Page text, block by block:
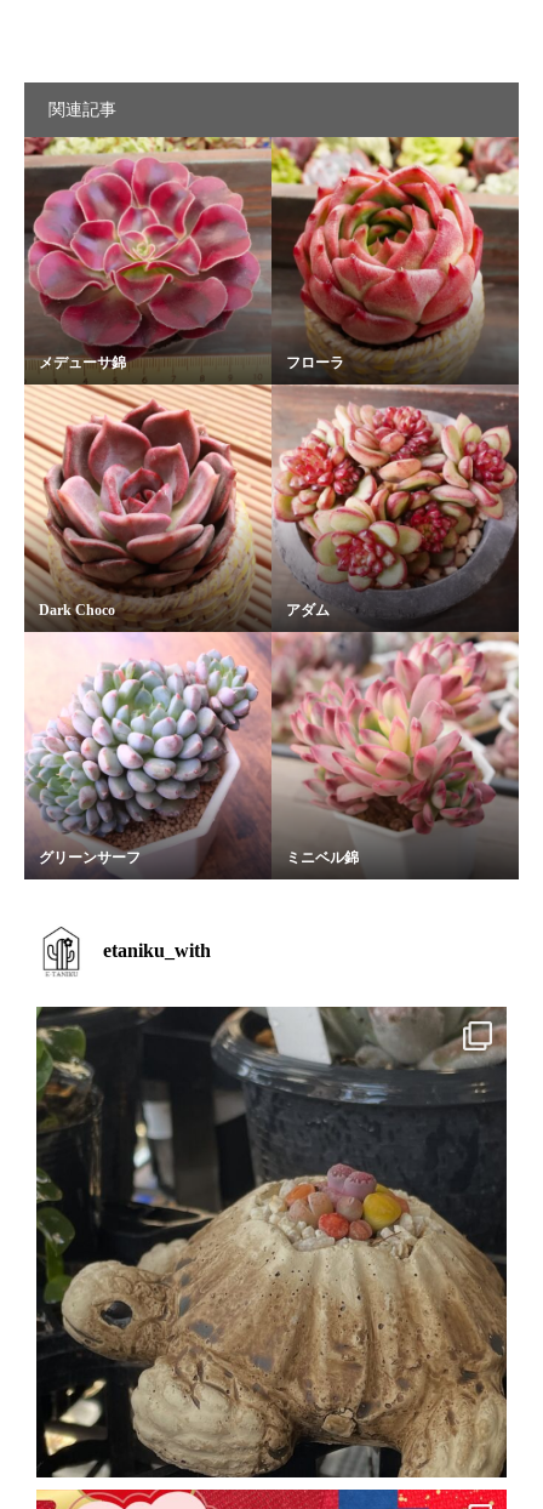
関連記事
メデューサ錦 フローラ
Dark Choco アダム
グリーンサーフ ミニベル錦
etaniku_with